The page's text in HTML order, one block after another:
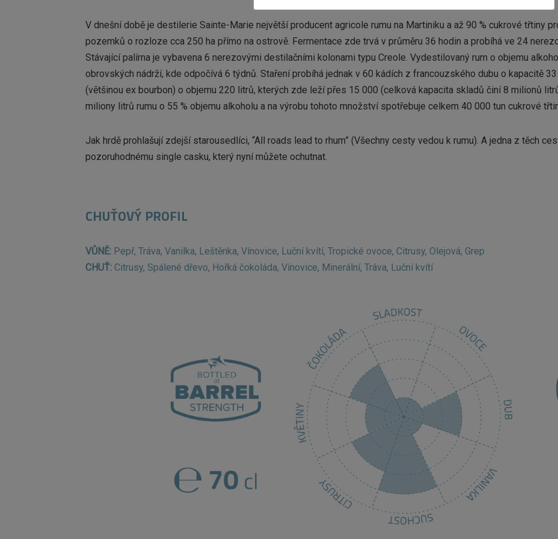
V dnešní době je destilerie Sainte-Marie největší producent agricole rumu na Martiniku a až 90 % cukrové třtiny
pozemků o rozloze cca 250 ha přímo na ostrově. Fermentace zde trvá v průměru 36 hodin a probíhá ve 24
Stávající palírna je vybavena 6 nerezovými destilačními kolonami typu Creole. Vydestilovaný rum o objemu
obrovských nádrží, kde odpočívá 6 týdnů. Staření probíhá jednak v 60 kádích z francouzského dubu o kapacitě
(většinou ex bourbon) o objemu 220 litrů, kterých zde leží přes 15 000 (celková kapacita skladů činí 8 milionů
miliony litrů rumu o 55 % objemu alkoholu a na výrobu tohoto množství spotřebuje celkem 40 000 tun cukrové
Jak hrdě prohlašují zdejší starousedlíci, “All roads lead to rhum” (Všechny cesty vedou k rumu). A jedna z těch
pozoruhodnému single casku, který nyní můžete ochutnat.
CHUŤOVÝ PROFIL
VŮNĚ: Pepř, Tráva, Vanilka, Leštěnka, Vínovice, Luční kvítí, Tropické ovoce, Citrusy, Olejová, Grep
CHUŤ: Citrusy, Spálené dřevo, Hořká čokoláda, Vínovice, Minerální, Tráva, Luční kvítí